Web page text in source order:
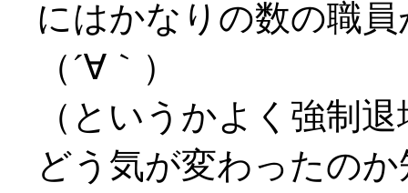
にはかなりの数の職
（´∀｀）
（というかよく強制
どう気が変わったの